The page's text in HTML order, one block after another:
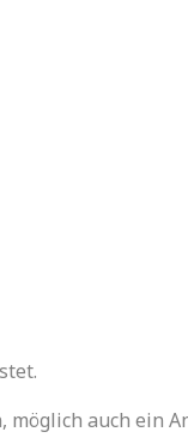
auch ein